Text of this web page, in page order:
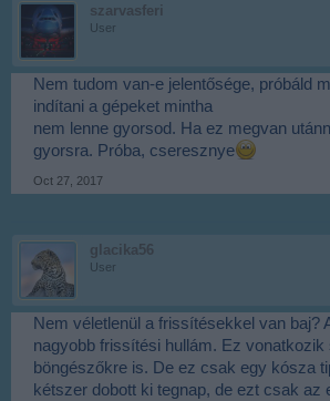
szarvasferi
User
Nem tudom van-e jelentősége, próbáld
indítani a gépeket mintha
nem lenne gyorsod. Ha ez megvan
gyorsra. Próba, cseresznye
Oct 27, 2017
glacika56
User
Nem véletlenül a frissítésekkel van baj?
nagyobb frissítési hullám. Ez vonatkozik
böngészőkre is. De ez csak egy kósza
kétszer dobott ki tegnap, de ezt csak az